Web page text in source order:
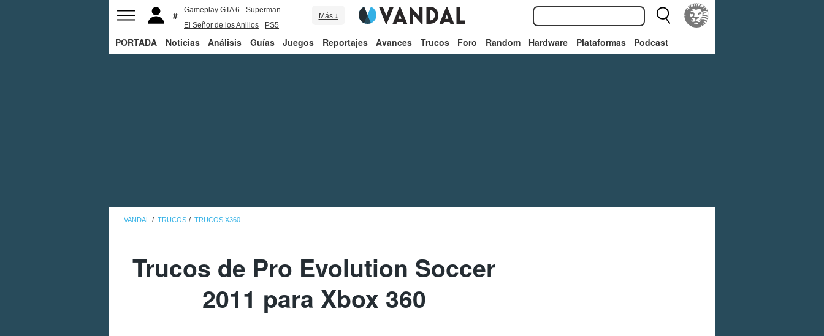
Gameplay GTA 6
Superman
El Señor de los Anillos
PS5
Más ↓
PORTADA Noticias Análisis Guías Juegos Reportajes Avances Trucos Foro Random Hardware Plataformas Podcast
VANDAL TRUCOS TRUCOS X360
Trucos de Pro Evolution Soccer
2011 para Xbox 360